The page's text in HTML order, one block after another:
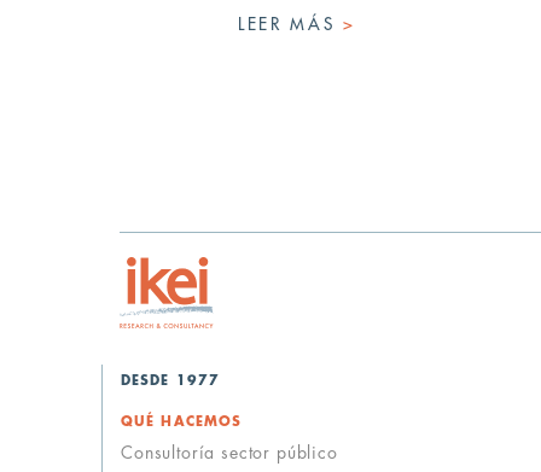
LEER MÁS>
DESDE 1977
QUÉ HACEMOS
Consultoría sector público